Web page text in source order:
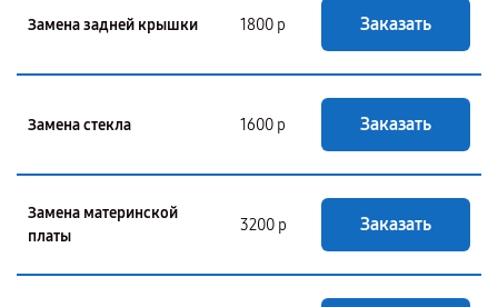
Замена задней крышки 1800 р Заказать
Замена стекла 1600 р Заказать
Замена материнской
платы
3200 р Заказать